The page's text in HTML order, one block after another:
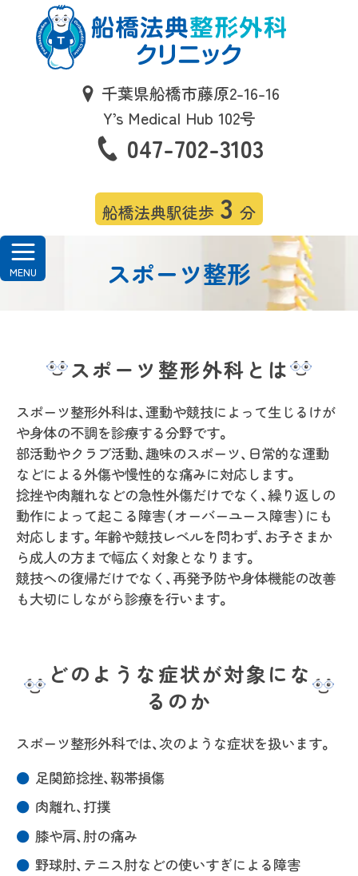
千葉県船橋市藤原2-16-16
Y’s Medical Hub 102号
047-702-3103
船橋法典駅徒歩 3 分
スポーツ整形
スポーツ整形外科とは
スポーツ整形外科は、運動や競技によって生じるけが
や身体の不調を診療する分野です。
部活動やクラブ活動、趣味のスポーツ、日常的な運動
などによる外傷や慢性的な痛みに対応します。
捻挫や肉離れなどの急性外傷だけでなく、繰り返しの
動作によって起こる障害（オーバーユース障害）にも
対応します。年齢や競技レベルを問わず、お子さまか
ら成人の方まで幅広く対象となります。
競技への復帰だけでなく、再発予防や身体機能の改善
も大切にしながら診療を行います。
どのような症状が対象にな
るのか
スポーツ整形外科では、次のような症状を扱います。
足関節捻挫、靱帯損傷
肉離れ、打撲
膝や肩、肘の痛み
野球肘、テニス肘などの使いすぎによる障害